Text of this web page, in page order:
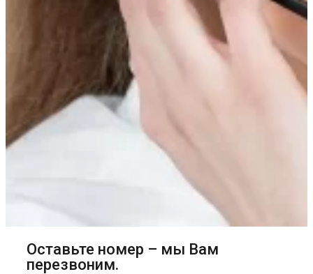
Оставьте номер – мы Вам
перезвоним.